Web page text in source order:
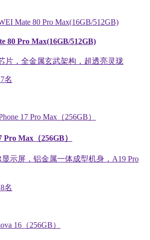
80 Pro Max(16GB/512GB)
片，全金属玄武架构，超透亮灵珑
7名
Pro Max（256GB）
示屏，铝金属一体成型机身，A19 Pro
8名